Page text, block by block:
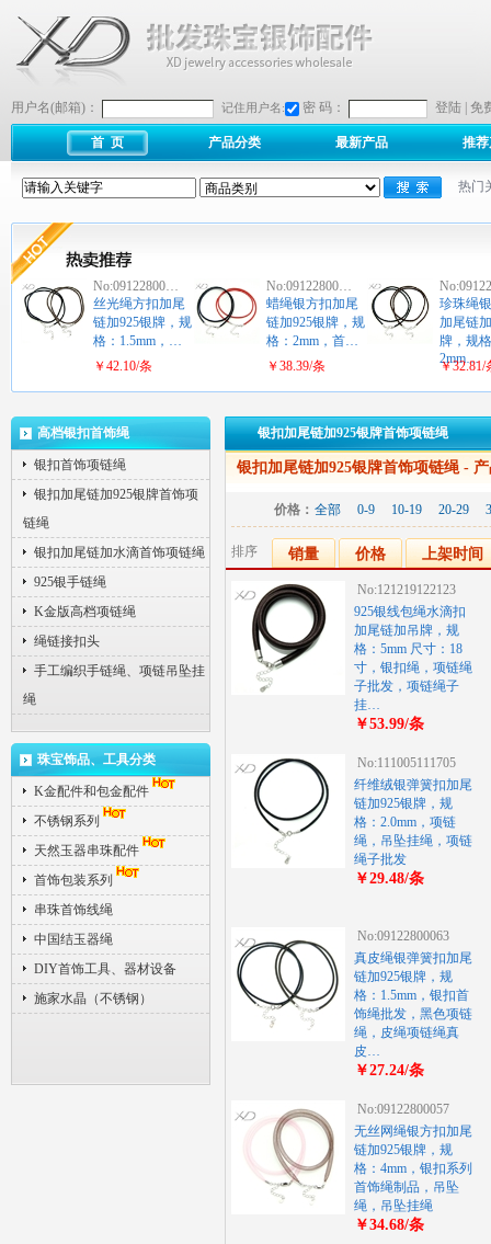
用户名(邮箱)： 记住用户名: 密 码： 登陆 免
首 页 产品分类 最新产品 推
热门
No:09122800…
丝光绳方扣加尾
链加925银牌，规
格：1.5mm，…
￥42.10/条
No:09122800…
蜡绳银方扣加尾
链加925银牌，规
格：2mm，首…
￥38.39/条
珍珠绳
加尾链
牌，规
2mm…
￥32.81/
高档银扣首饰绳
银扣首饰项链绳
银扣加尾链加925银牌首饰项
链绳
银扣加尾链加水滴首饰项链绳
925银手链绳
K金版高档项链绳
绳链接扣头
手工编织手链绳、项链吊坠挂
绳
珠宝饰品、工具分类
K金配件和包金配件
不锈钢系列
天然玉器串珠配件
首饰包装系列
串珠首饰线绳
中国结玉器绳
DIY首饰工具、器材设备
施家水晶（不锈钢）
银扣加尾链加925银牌首饰项链绳
银扣加尾链加925银牌首饰项链绳- 产
价格： 全部 0-9 10-19 20-29
排序 销量 价格 上架时间
No:121219122123
925银线包绳水滴扣
加尾链加吊牌，规
格：5mm 尺寸：18
寸，银扣绳，项链绳
子批发，项链绳子
挂…
￥53.99/条
No:111005111705
纤维绒银弹簧扣加尾
链加925银牌，规
格：2.0mm，项链
绳，吊坠挂绳，项链
绳子批发
￥29.48/条
No:09122800063
真皮绳银弹簧扣加尾
链加925银牌，规
格：1.5mm，银扣首
饰绳批发，黑色项链
绳，皮绳项链绳真
皮…
￥27.24/条
No:09122800057
无丝网绳银方扣加尾
链加925银牌，规
格：4mm，银扣系列
首饰绳制品，吊坠
绳，吊坠挂绳
￥34.68/条